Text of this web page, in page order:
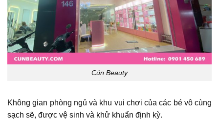
Cún Beauty
Không gian phòng ngủ và khu vui chơi của các bé vô cùng
sạch sẽ, được vệ sinh và khử khuẩn định kỳ.